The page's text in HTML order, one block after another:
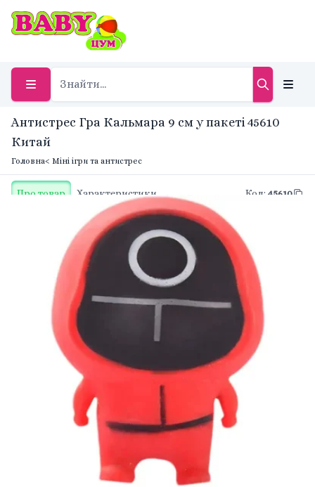
Антистрес Гра Кальмара 9 см у пакеті 45610
Китай
Головна< Міні ігри та антистрес
Про товар Характеристики Код: 45610